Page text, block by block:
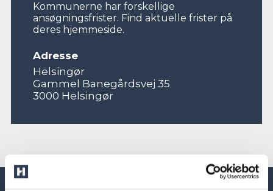
Kommunerne har forskellige
ansøgningsfrister. Find aktuelle frister på
deres hjemmeside.
Adresse
Helsingør
Gammel Banegårdsvej 35
3000 Helsingør